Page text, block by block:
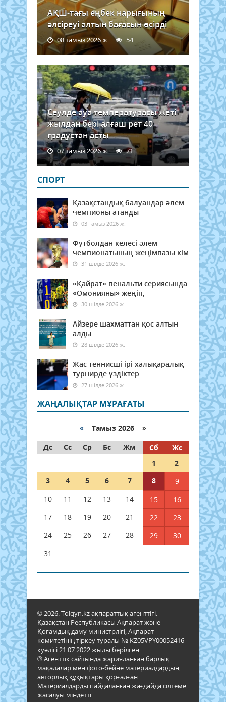
АҚШ-тағы еңбек нарығының
әлсіреуі алтын бағасын өсірді
08 тамыз 2026 ж. 54
Сеулде ауа температурасы жеті
жылдан бері алғаш рет 40
градустан асты
07 тамыз 2026 ж. 71
СПОРТ
Қазақстандық балуандар әлем
чемпионы атанды
03 тамыз 2026 ж.
Футболдан келесі әлем
чемпионатының жеңімпазы кім
31 шілде 2026 ж.
«Қайрат» пенальти сериясында
«Омонияны» жеңіп,
30 шілде 2026 ж.
Айзере шахматтан қос алтын
алды
28 шілде 2026 ж.
Жас теннисші ірі халықаралық
турнирде үздіктер
27 шілде 2026 ж.
ЖАҢАЛЫҚТАР МҰРАҒАТЫ
« Тамыз 2026 »
Дс
Сс Ср Бс Жм Сб
Жс
1
2
3
4 5 6 7 8
9
10
11 12 13 14 15
16
17
18 19 20 21 22
23
24
25 26 27 28 29
30
31
© 2026. Tolqyn.kz ақпараттық агенттігі.
Қазақстан Республикасы Ақпарат және
Қоғамдық даму министрлігі, Ақпарат
комитетінің тіркеу туралы № KZ05VPY00052416
куәлігі 21.07.2022 жылы берілген.
® Агенттік сайтында жарияланған барлық
мақалалар мен фото-бейне материалдардың
авторлық құқықтары қорғалған.
Материалдарды пайдаланған жағдайда сілтеме
жасалуы міндетті.